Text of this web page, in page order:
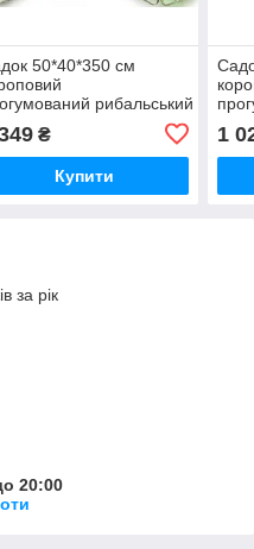
50*40*350 см
рибальський
₴
Купити
1
за рік
20:00